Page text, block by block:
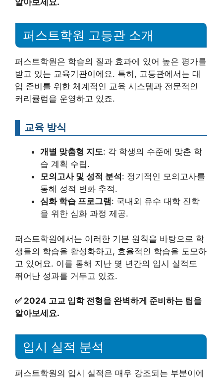
퍼스트학원 고등관 소개
퍼스트학원은 학습의 질과 효과에 있어 높은 평가를
받고 있는 교육기관이에요. 특히, 고등관에서는 대
입 준비를 위한 체계적인 교육 시스템과 전문적인
커리큘럼을 운영하고 있죠.
교육 방식
개별 맞춤형 지도: 각 학생의 수준에 맞춘 학
습 계획 수립.
모의고사 및 성적 분석 : 정기적인 모의고사를
통해 성적 변화 추적.
심화 학습 프로그램: 국내외 유수 대학 진학
을 위한 심화 과정 제공.
퍼스트학원에서는 이러한 기본 원칙을 바탕으로 학
생들의 학습을 활성화하고, 효율적인 학습을 도모하
고 있어요. 이를 통해 지난 몇 년간의 입시 실적도
뛰어난 성과를 거두고 있죠.
✅ 2024 고교 입학 전형을 완벽하게 준비하는 팁을
알아보세요.
입시 실적 분석
퍼스트학원의 입시 실적은 매우 강조되는 부분이에